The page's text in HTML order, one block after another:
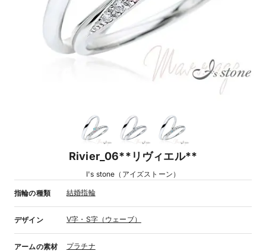
Rivier_06**リヴィエル**
I's stone（アイズストーン）
指輪の種類 結婚指輪
デザイン V字・S字（ウェーブ）
アームの素材 プラチナ